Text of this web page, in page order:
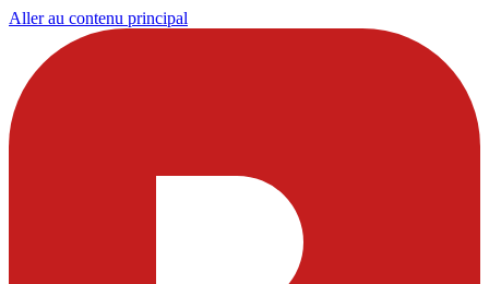
Aller au contenu principal